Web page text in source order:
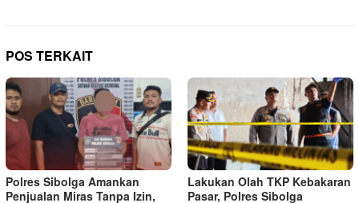
POS TERKAIT
Polres Sibolga Amankan
Penjualan Miras Tanpa Izin,
Lakukan Olah TKP Kebakaran
Pasar, Polres Sibolga